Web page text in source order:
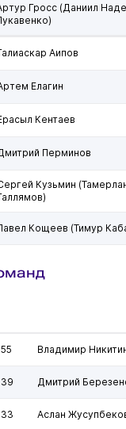
Гросс (Даниил
Аипов
Елагин
Кентаев
Перминов
Кузьмин
Кощеев (Тимур
55 Владимир
39 Дмитрий
33 Аслан